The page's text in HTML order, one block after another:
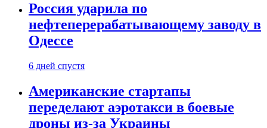
Россия ударила по
нефтеперерабатывающему заводу в
Одессе
6 дней спустя
Американские стартапы
переделают аэротакси в боевые
дроны из-за Украины